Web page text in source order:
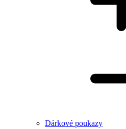
Dárkové poukazy